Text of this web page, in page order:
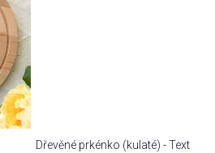
Dřevěné prkénko (kulaté) - Text